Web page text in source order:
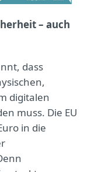
– auch
dass
digitalen
muss. Die EU
in die